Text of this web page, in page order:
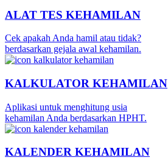
ALAT TES KEHAMILAN
Cek apakah Anda hamil atau tidak?
berdasarkan gejala awal kehamilan.
KALKULATOR KEHAMILAN
Aplikasi untuk menghitung usia
kehamilan Anda berdasarkan HPHT.
KALENDER KEHAMILAN